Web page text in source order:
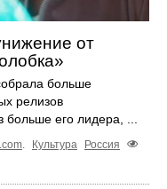
от
больше
релизов
его лидера, ...
. Культура
Россия